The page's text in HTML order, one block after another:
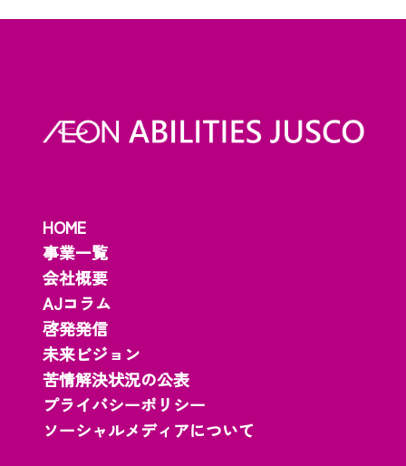
HOME
事業一覧
会社概要
AJコラム
啓発発信
未来ビジョン
苦情解決状況の公表
プライバシーポリシー
ソーシャルメディアについて